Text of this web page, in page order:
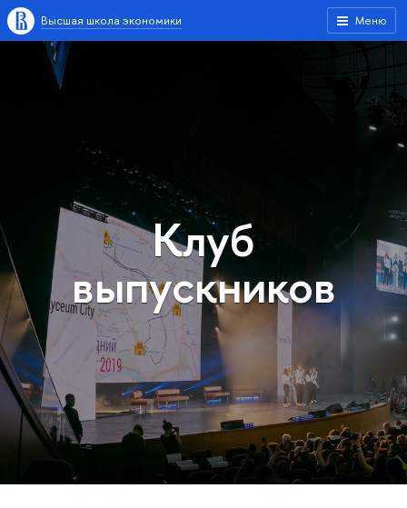
Меню
Высшая школа экономики
Клуб
выпускников